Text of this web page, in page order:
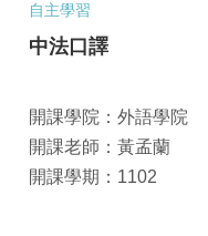
自主學習
中法口譯
開課學院：外語學院
開課老師：黃孟蘭
開課學期：1102